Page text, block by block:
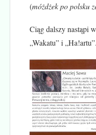
(móżdżek po polsku
Ciąg dalszy nastąpi
„Wakatu” i „Ha!artu”.